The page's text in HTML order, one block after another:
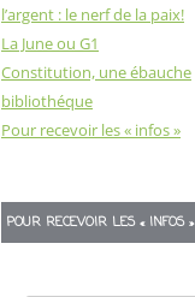
l’argent : le nerf de la paix!
La June ou G1
Constitution, une ébauche
bibliothéque
Pour recevoir les « infos »
POUR RECEVOIR LES « INFOS »